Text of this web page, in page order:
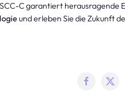
C garantiert herausragende
und erleben Sie die Zukunft